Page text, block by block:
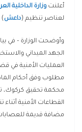
أعلنت وزارة الداخلية
لعناصر تنظيم (داعش)
وأوضحت الوزارة – في
الجهد الميداني
العمليات الأمنية في
محكمة تحقيق كركوك،
القطاعات الأمنية
مضافة قديمة للعصابات